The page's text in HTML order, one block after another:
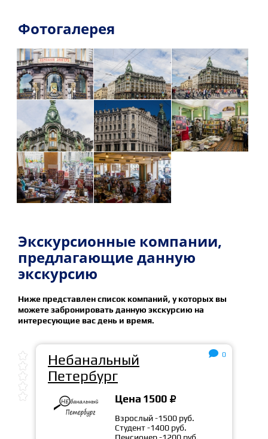
Фотогалерея
Экскурсионные компании,
предлагающие данную
экскурсию
Ниже представлен список компаний, у которых вы
можете забронировать данную экскурсию на
интересующие вас день и время.





Небанальный
Петербург
 0
Цена 1500
Взрослый -1500 руб.
Студент -1400 руб.